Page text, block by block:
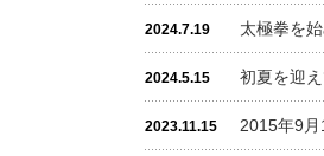
2024.7.19 太極拳を
2024.5.15 初夏を迎
2023.11.15 2015年9月